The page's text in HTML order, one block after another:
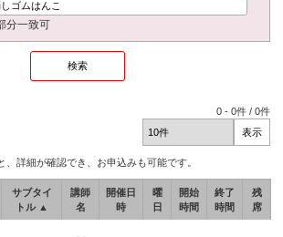
分一致可
0 -0件 /0件
、詳細が確認でき、お申込みも可能です。
サブタイ
トル ▲
講師
名
開催日
時
曜
日
開始
時間
終了
時間
残
席